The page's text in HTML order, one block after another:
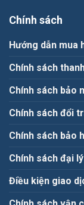
Chính sách
Hướng dẫn mua
Chính sách
Chính sách bảo
Chính sách đổi
Chính sách bảo
Chính sách đại lý
Điều kiện giao